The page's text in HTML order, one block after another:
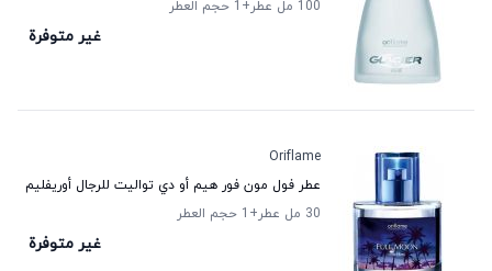
100 مل عطر +1 حجم العطر
غير متوفرة
Oriflame
عطر فول مون فور هيم أو دي تواليت للرجال أوريفليم
30 مل عطر
+1 حجم العطر
غير متوفرة